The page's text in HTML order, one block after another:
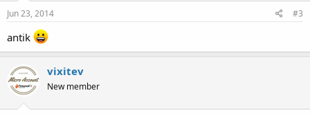
Jun 23, 2014 #3
antik
vixitev
New member